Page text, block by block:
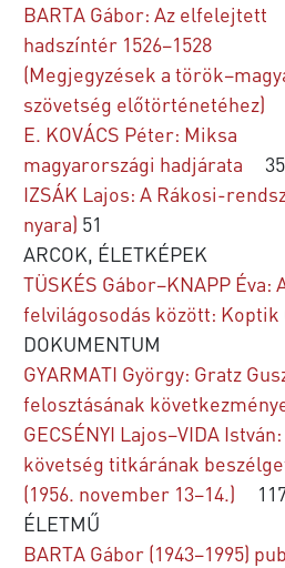
BARTA Gábor: Az elfelejtett
hadszíntér 1526–1528
(Megjegyzések a
szövetség előtörténetéhez)
E. KOVÁCS Péter: Miksa
magyarországi hadjárata 35
IZSÁK Lajos: A Rákosi-
nyara) 51
ARCOK, ÉLETKÉPEK
TÜSKÉS Gábor–KNAPP Éva:
felvilágosodás között: Koptik
DOKUMENTUM
GYARMATI György: Gratz
felosztásának
GECSÉNYI Lajos–VIDA
követség titkárának
(1956. november 13–14.)
ÉLETMŰ
BARTA Gábor (1943–1995)